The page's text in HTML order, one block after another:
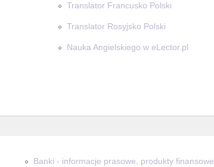
Translator Francusko Polski
Translator Rosyjsko Polski
Nauka Angielskiego w eLector.pl
Banki - informacje prasowe, produkty finansowe